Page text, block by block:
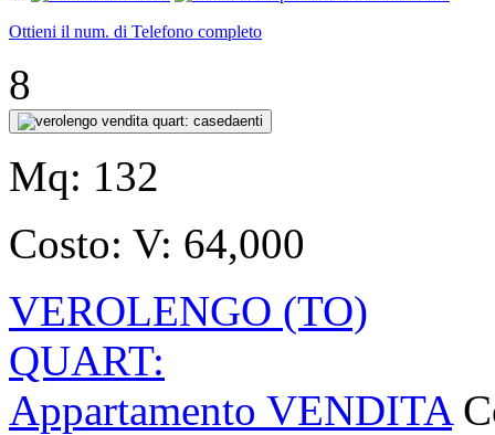
Ottieni il num. di Telefono completo
8
Mq: 132
Costo: V: 64,000
VEROLENGO (TO)
QUART:
Appartamento VENDITA